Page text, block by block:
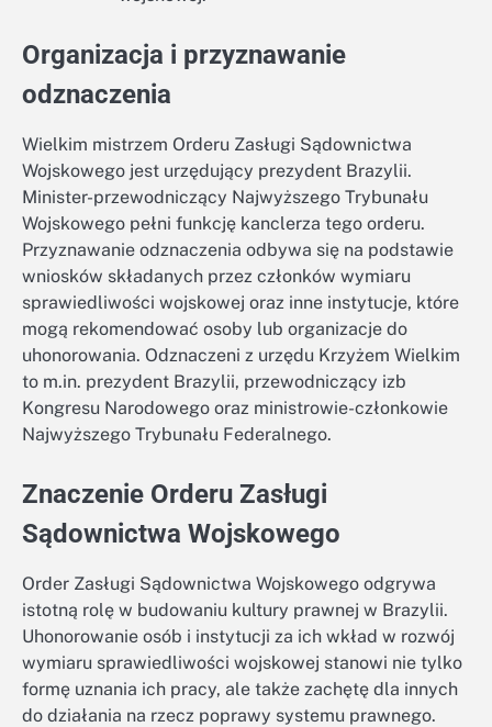
Organizacja i przyznawanie
odznaczenia
Wielkim mistrzem Orderu Zasługi Sądownictwa
Wojskowego jest urzędujący prezydent Brazylii.
Minister-przewodniczący Najwyższego Trybunału
Wojskowego pełni funkcję kanclerza tego orderu.
Przyznawanie odznaczenia odbywa się na podstawie
wniosków składanych przez członków wymiaru
sprawiedliwości wojskowej oraz inne instytucje, które
mogą rekomendować osoby lub organizacje do
uhonorowania. Odznaczeni z urzędu Krzyżem Wielkim
to m.in. prezydent Brazylii, przewodniczący izb
Kongresu Narodowego oraz ministrowie-członkowie
Najwyższego Trybunału Federalnego.
Znaczenie Orderu Zasługi
Sądownictwa Wojskowego
Order Zasługi Sądownictwa Wojskowego odgrywa
istotną rolę w budowaniu kultury prawnej w Brazylii.
Uhonorowanie osób i instytucji za ich wkład w rozwój
wymiaru sprawiedliwości wojskowej stanowi nie tylko
formę uznania ich pracy, ale także zachętę dla innych
do działania na rzecz poprawy systemu prawnego.